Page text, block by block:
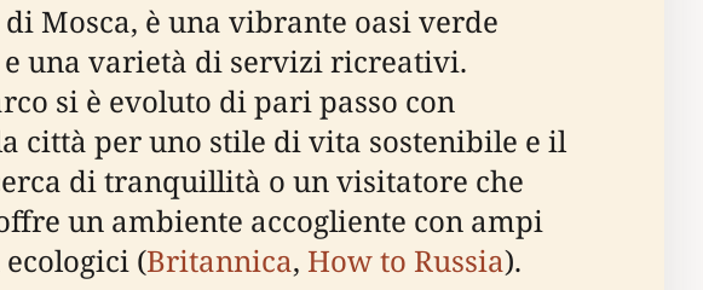
Mosca, è una vibrante oasi verde
una varietà di servizi ricreativi.
si è evoluto di pari passo con
città per uno stile di vita sostenibile e il
di tranquillità o un visitatore che
un ambiente accogliente con ampi
(Britannica, How to Russia).